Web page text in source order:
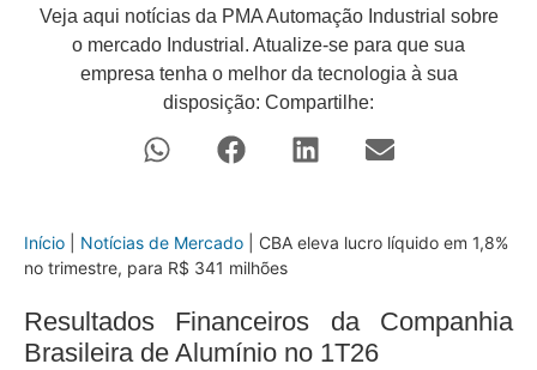
Veja aqui notícias da PMA Automação Industrial sobre
o mercado Industrial. Atualize-se para que sua
empresa tenha o melhor da tecnologia à sua
disposição: Compartilhe:
Início Notícias de Mercado
CBA eleva lucro líquido em 1,8%
no trimestre, para R$ 341 milhões
Resultados Financeiros da Companhia
Brasileira de Alumínio no 1T26